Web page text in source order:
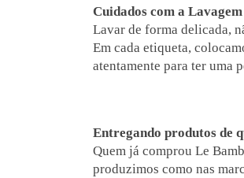
Cuidados com a Lavagem
Lavar de forma delicada,
Em cada etiqueta,
atentamente para ter uma
Entregando produtos de
Quem já comprou Le
produzimos como nas